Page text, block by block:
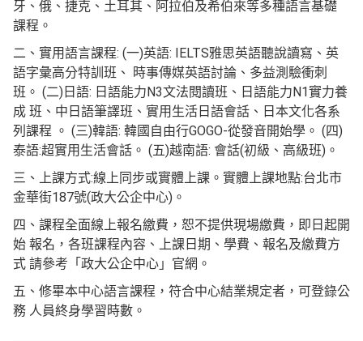
牙、俄、捷克、土耳其、阿拉伯及希伯來等多種語言基礎
課程。
二、實用語言課程: (一)英語: IELTS雅思英語聽說讀寫、英
語字彙高分特訓班、 時事傳媒英語討論、多益測驗衝刺
班。 (二)日語: 日語能力N3文法閱讀班、日語能力N1實力養
成 班、中日語筆譯班、實用生活日語會話、日本文化各系
列課程 。 (三)韓語: 韓國自由行GOGO-從發音開始學。 (四)
泰語:超實用生活會話。 (五)越南語: 會話(初級、高級班)。
三、上課方式:線上同步或實體上課。實體上課地點:台北市
金華街187號(政大公企中心)。
四、課程全面線上報名繳費，恕不提供現場繳費，即日起開
始 報名，各班課程內容、上課日期、學費、報名及繳費方
式 請參考「政大公企中心」官網。
五、修畢本中心語言課程，符合中心結業規定者，可登錄公
務 人員終身學習時數。